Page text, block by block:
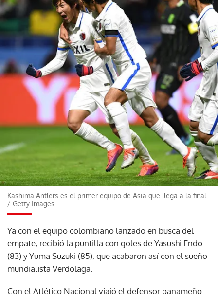
Kashima Antlers es el primer equipo de Asia que llega a la final
/ Getty Images
Ya con el equipo colombiano lanzado en busca del
empate, recibió la puntilla con goles de Yasushi Endo
(83) y Yuma Suzuki (85), que acabaron así con el sueño
mundialista Verdolaga.
Con el Atlético Nacional viajó el defensor panameño